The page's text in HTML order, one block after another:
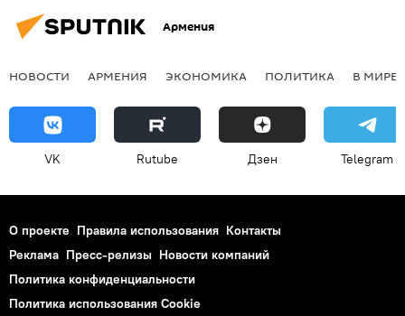
Армения
НОВОСТИ АРМЕНИЯ ЭКОНОМИКА ПОЛИТИКА В МИРЕ
VK Rutube Дзен Telegram
О проекте Правила использования Контакты
Реклама Пресс-релизы Новости компаний
Политика конфиденциальности
Политика использования Cookie